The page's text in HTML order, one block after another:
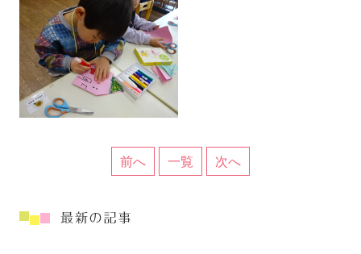
前へ 一覧 次へ